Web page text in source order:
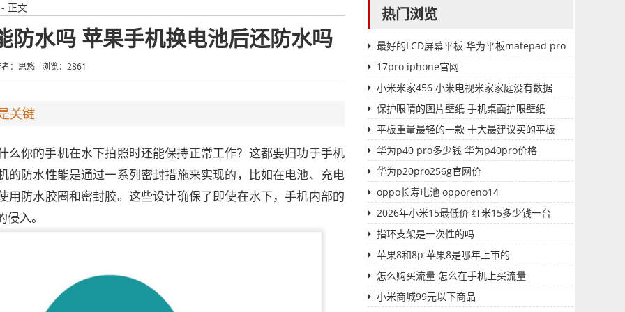
正文
防水吗 苹果手机换电池后还防水吗
：思悠 浏览：2861
关键
么你的手机在水下拍照时还能保持正常工作？这都要归功于手机
的防水性能是通过一系列密封措施来实现的，比如在电池、充电
用防水胶圈和密封胶。这些设计确保了即使在水下，手机内部的
入。
热门浏览
最好的LCD屏幕平板 华为平板matepad pro
17pro iphone官网
小米米家456 小米电视米家家庭没有数据
保护眼睛的图片壁纸 手机桌面护眼壁纸
平板重量最轻的一款 十大最建议买的平板
华为p40 pro多少钱 华为p40pro价格
华为p20pro256g官网价
oppo长寿电池 opporeno14
2026年小米15最低价 红米15多少钱一台
指环支架是一次性的吗
苹果8和8p 苹果8是哪年上市的
怎么购买流量 怎么在手机上买流量
小米商城99元以下商品